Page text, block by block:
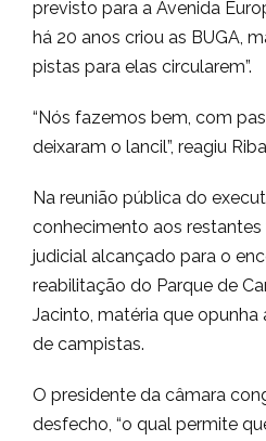
previsto para a Avenida
há 20 anos criou as BUGA,
pistas para elas circularem”.
“Nós fazemos bem, com
deixaram o lancil”, reagiu
Na reunião pública do
conhecimento aos
judicial alcançado para o
reabilitação do Parque de
Jacinto, matéria que opunha
de campistas.
O presidente da câmara
desfecho, “o qual permite